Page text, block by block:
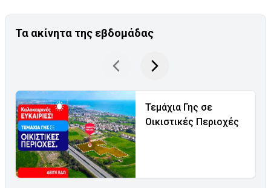
Τα ακίνητα της εβδομάδας
Τεμάχια Γης σε
Οικιστικές Περιοχές